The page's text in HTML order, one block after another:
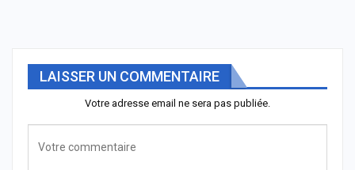
LAISSER UN COMMENTAIRE
Votre adresse email ne sera pas publiée.